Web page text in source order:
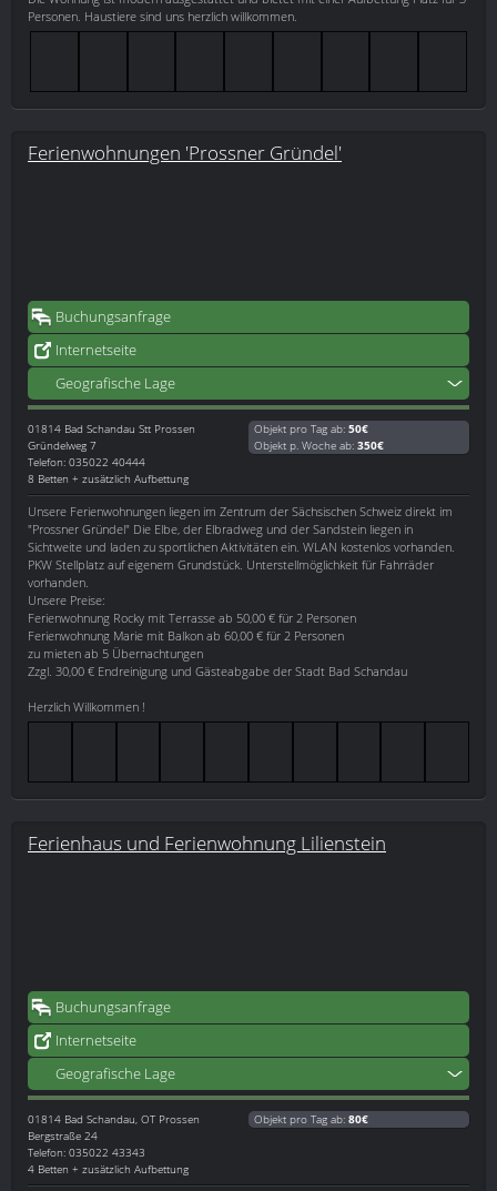
Personen. Haustiere sind uns herzlich willkommen.
Ferienwohnungen 'Prossner Gründel'
Buchungsanfrage
Internetseite
Geografische Lage
01814 Bad Schandau Stt Prossen
Gründelweg 7
Telefon: 035022 40444
8 Betten + zusätzlich Aufbettung
Objekt pro Tag ab: 50€
Objekt p. Woche ab: 350€
Unsere Ferienwohnungen liegen im Zentrum der Sächsischen Schweiz direkt im
"Prossner Gründel" Die Elbe, der Elbradweg und der Sandstein liegen in
Sichtweite und laden zu sportlichen Aktivitäten ein. WLAN kostenlos vorhanden.
PKW Stellplatz auf eigenem Grundstück. Unterstellmöglichkeit für Fahrräder
vorhanden.
Unsere Preise:
Ferienwohnung Rocky mit Terrasse ab 50,00 € für 2 Personen
Ferienwohnung Marie mit Balkon ab 60,00 € für 2 Personen
zu mieten ab 5 Übernachtungen
Zzgl. 30,00 € Endreinigung und Gästeabgabe der Stadt Bad Schandau
Herzlich Willkommen !
Ferienhaus und Ferienwohnung Lilienstein
Buchungsanfrage
Internetseite
Geografische Lage
01814 Bad Schandau, OT Prossen
Bergstraße 24
Telefon: 035022 43343
4 Betten + zusätzlich Aufbettung
Objekt pro Tag ab: 80€